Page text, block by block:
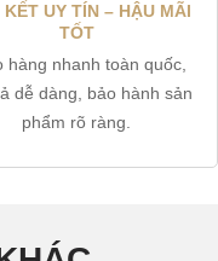
KẾT UY TÍN – HẬU MÃI
TỐT
hàng nhanh toàn quốc,
dễ dàng, bảo hành sản
phẩm rõ ràng.